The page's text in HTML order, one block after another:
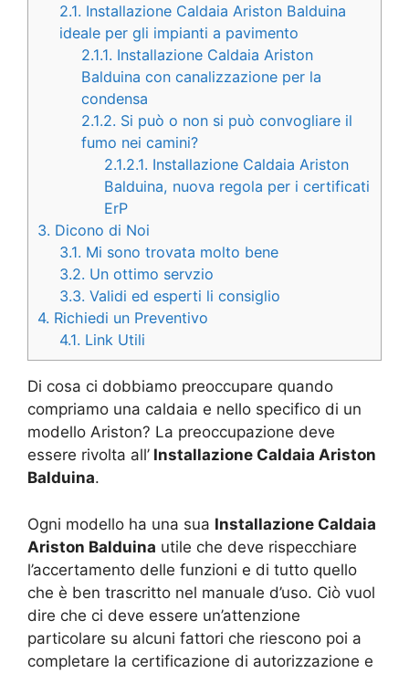
2.1. Installazione Caldaia Ariston Balduina
ideale per gli impianti a pavimento
2.1.1. Installazione Caldaia Ariston
Balduina con canalizzazione per la
condensa
2.1.2. Si può o non si può convogliare il
fumo nei camini?
2.1.2.1. Installazione Caldaia Ariston
Balduina, nuova regola per i certificati
ErP
3. Dicono di Noi
3.1. Mi sono trovata molto bene
3.2. Un ottimo servzio
3.3. Validi ed esperti li consiglio
4. Richiedi un Preventivo
4.1. Link Utili
Di cosa ci dobbiamo preoccupare quando
compriamo una caldaia e nello specifico di un
modello Ariston? La preoccupazione deve
essere rivolta all’ Installazione Caldaia Ariston
Balduina.
Ogni modello ha una sua Installazione Caldaia
Ariston Balduina utile che deve rispecchiare
l’accertamento delle funzioni e di tutto quello
che è ben trascritto nel manuale d’uso. Ciò vuol
dire che ci deve essere un’attenzione
particolare su alcuni fattori che riescono poi a
completare la certificazione di autorizzazione e